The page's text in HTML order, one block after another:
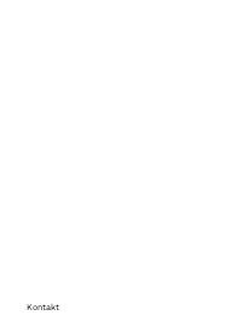
Kontakt